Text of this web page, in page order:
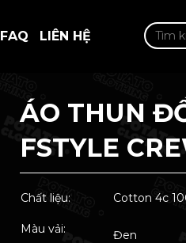
FAQ LIÊN HỆ
ÁO THUN
FSTYLE
Chất liệu: Cotton 4c
Màu vải:
Đen